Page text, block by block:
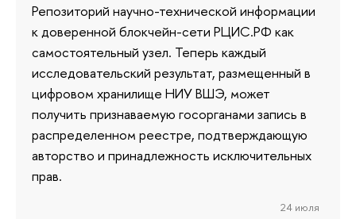
Репозиторий научно-технической информации
к доверенной блокчейн-сети РЦИС.РФ как
самостоятельный узел. Теперь каждый
исследовательский результат, размещенный в
цифровом хранилище НИУ ВШЭ, может
получить признаваемую госорганами запись в
распределенном реестре, подтверждающую
авторство и принадлежность исключительных
прав.
24 июля